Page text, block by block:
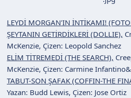
LEYDİ MORGAN'IN İNTİKAMI!
ŞEYTANIN GETİRDİKLERİ (DOLLIE),
McKenzie, Çizen: Leopold Sanchez
ELİM TİTREMEDİ (THE SEARCH),
McKenzie, Çizen: Carmine
TABUT-SON ŞAFAK (COFFIN-THE
Yazan: Budd Lewis, Çizen: Jose Ortiz